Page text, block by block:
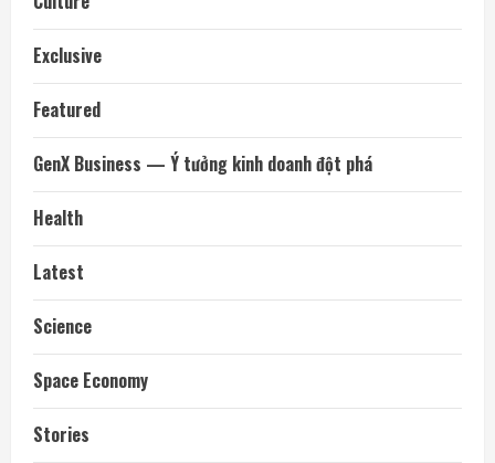
Exclusive
Featured
GenX Business — Ý tưởng kinh doanh đột phá
Health
Latest
Science
Space Economy
Stories